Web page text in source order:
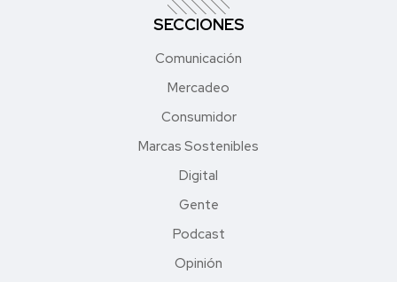
SECCIONES
Comunicación
Mercadeo
Consumidor
Marcas Sostenibles
Digital
Gente
Podcast
Opinión